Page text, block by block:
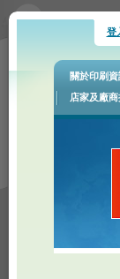
登
關於印刷資
店家及廠商